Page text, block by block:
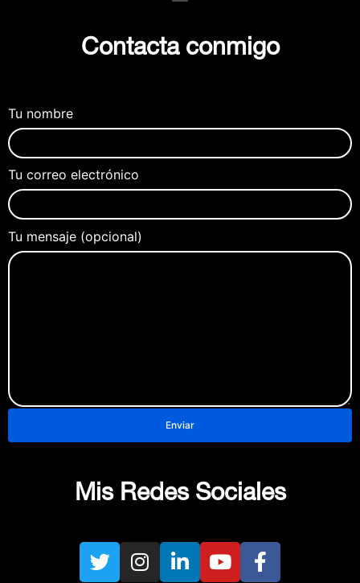
Contacta conmigo
Tu nombre
Tu correo electrónico
Tu mensaje (opcional)
Mis Redes Sociales